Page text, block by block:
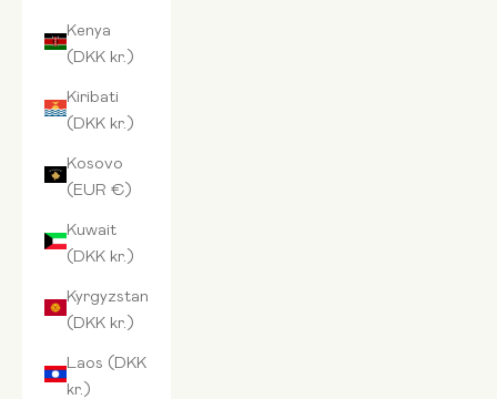
Kenya
(DKK kr.)
Kiribati
(DKK kr.)
Kosovo
(EUR €)
Kuwait
(DKK kr.)
Kyrgyzstan
(DKK kr.)
Laos (DKK
kr.)